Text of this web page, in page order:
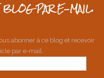
PAR E-MAIL.
abonner à ce blog et recevoir
par e-mail.